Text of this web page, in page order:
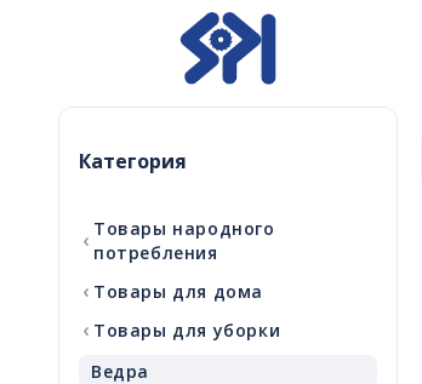
Категория
‹ Товары народного
потребления
‹ Товары для дома
‹ Товары для уборки
Ведра